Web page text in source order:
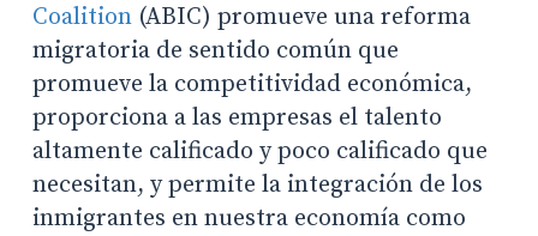
Coalition(ABIC) promueve una reforma
migratoria de sentido común que
promueve la competitividad económica,
proporciona a las empresas el talento
altamente calificado y poco calificado que
necesitan, y permite la integración de los
inmigrantes en nuestra economía como